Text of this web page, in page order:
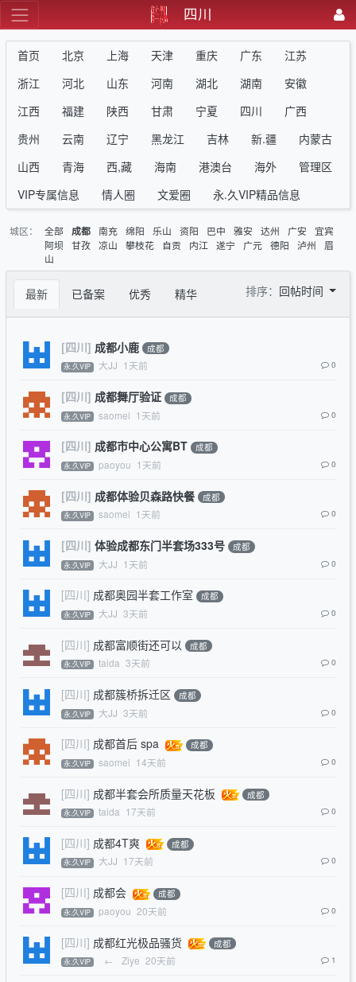
四川
首页 北京 上海 天津 重庆 广东
江苏
浙江
河北 山东 河南 湖北 湖南
安徽
江西
福建 陕西 甘肃 宁夏 四川
广西
贵州
云南 辽宁 黑龙江 吉林 新.疆
内蒙古
山西
青海 西,藏 海南 港澳台 海外
管理区
VIP专属信息
情人圈 文爱圈 永.久VIP精品信息
城区： 全部 成都 南充 绵阳 乐山 资阳 巴中 雅安 达州 广安
宜宾
阿坝
甘孜 凉山 攀枝花 自贡 内江 遂宁 广元 德阳 泸州
眉
山
最新 已备案 优秀 精华 排序： 回帖时间
[四川] 成都小鹿 成都
永.久VIP 大JJ 1天前 0
[四川] 成都舞厅验证 成都
永.久VIP saomei 1天前 0
[四川] 成都市中心公寓BT 成都
永.久VIP paoyou 1天前 0
[四川] 成都体验贝森路快餐 成都
永.久VIP saomei 1天前 0
[四川] 体验成都东门半套场333号 成都
永.久VIP 大JJ 1天前 0
[四川] 成都奥园半套工作室 成都
永.久VIP 大JJ 3天前 0
[四川] 成都富顺街还可以 成都
永.久VIP taida 3天前 0
[四川] 成都簇桥拆迁区 成都
永.久VIP 大JJ 3天前 0
[四川] 成都首后 spa 成都
永.久VIP saomei 14天前 0
[四川] 成都半套会所质量天花板 成都
永.久VIP taida 17天前 0
[四川] 成都4T爽 成都
永.久VIP 大JJ 17天前 0
[四川] 成都会 成都
永.久VIP paoyou 20天前 0
[四川] 成都红光极品骚货 成都
永.久VIP ← Ziye 20天前 1